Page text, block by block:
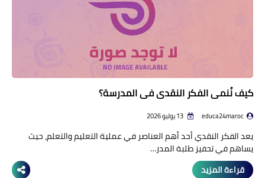
مواضيع تربوية
وثائق تربوية
الشؤون الاجتماعية لأسرة
التعليم
كيف نُنمي الفكر النقدي في المدرسة؟
educa24maroc
يعد الفكر النقدي أحد أهم العناصر في عملية التعليم والتعلم، حيث
يساهم في تحفيز طلبة المدر…
قراءة المزيد